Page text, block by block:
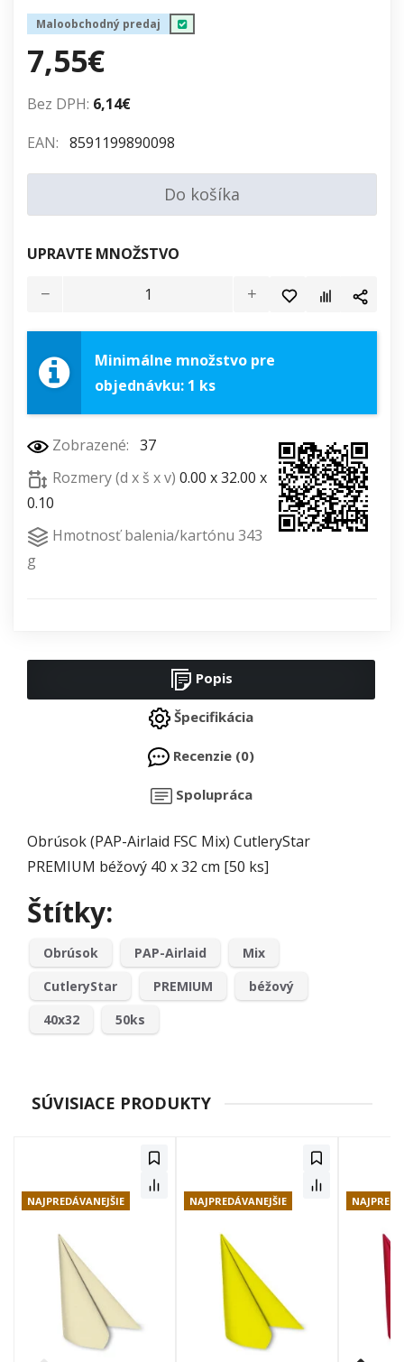
Maloobchodný predaj
7,55€
Bez DPH: 6,14€
EAN: 8591199890098
Do košíka
UPRAVTE MNOŽSTVO
Minimálne množstvo pre
objednávku: 1 ks
Zobrazené: 37
Rozmery (d x š x v) 0.00 x 32.00 x
0.10
Hmotnosť balenia/kartónu 343
g
Popis
Špecifikácia
Recenzie (0)
Spolupráca
Obrúsok (PAP-Airlaid FSC Mix) CutleryStar
PREMIUM béžový 40 x 32 cm [50 ks]
Štítky:
Obrúsok PAP-Airlaid
Mix
CutleryStar
PREMIUM
béžový
40x32
50ks
SÚVISIACE PRODUKTY
NAJPREDÁVANEJŠIE NAJPREDÁVANEJŠIE